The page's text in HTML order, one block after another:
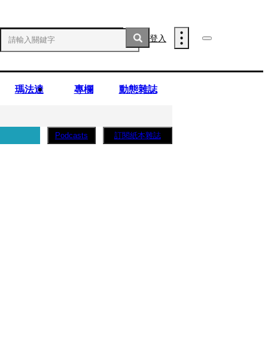
登入
瑪法達 專欄 動態雜誌
Podcasts 訂閱紙本雜誌